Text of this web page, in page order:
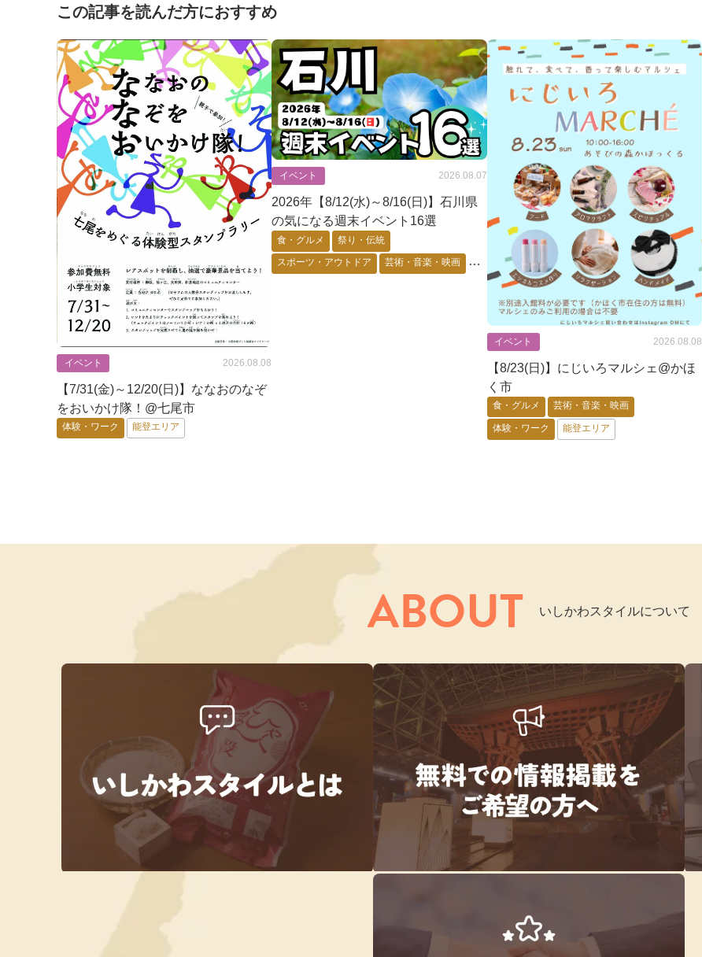
この記事を読んだ方におすすめ
イベント 2026.08.08
【7/31(金)～12/20(日)】ななおのなぞ
をおいかけ隊！@七尾市
体験・ワーク 能登エリア
イベント 2026.08.07
2026年【8/12(水)～8/16(日)】石川県
の気になる週末イベント16選
食・グルメ 祭り・伝統
スポーツ・アウトドア 芸術・音楽・映画
イベント
2026.08.08
【8/23(日)】にじいろマルシェ@かほ
く市
食・グルメ 芸術・音楽・映画
体験・ワーク 能登エリア
ABOUT いしかわスタイルについて